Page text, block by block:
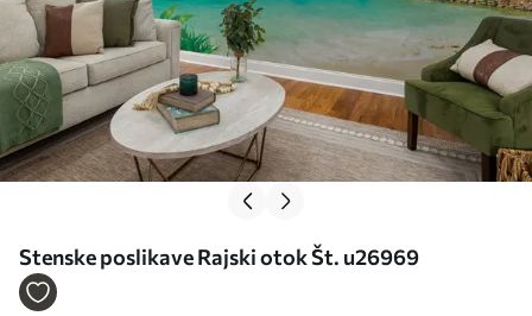
Stenske poslikave Rajski otok Št. u26969